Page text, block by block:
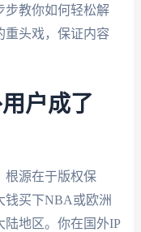
步教你如何轻松解
重头戏，保证内容
户成了
根源在于版权保
钱买下NBA或欧洲
陆地区。你在国外IP